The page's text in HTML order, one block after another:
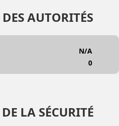
AUTORITÉS
N/A
0
LA SÉCURITÉ